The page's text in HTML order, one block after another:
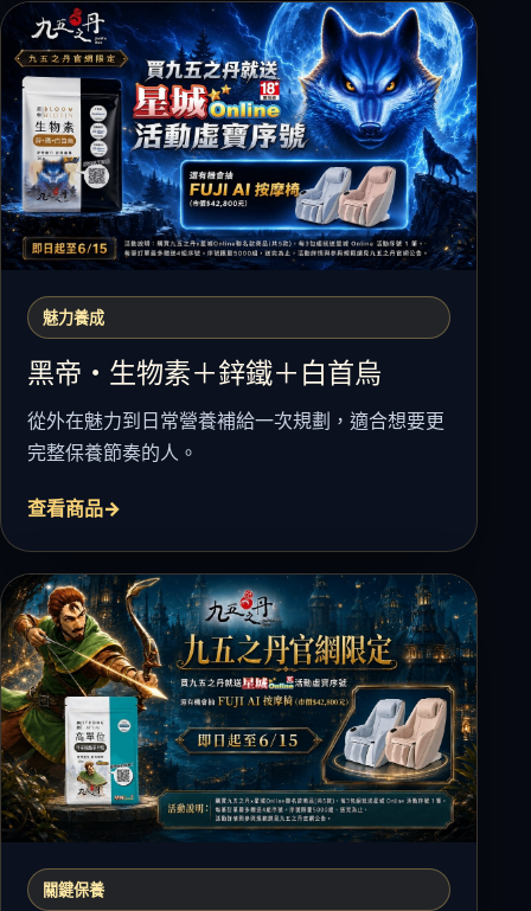
魅力養成
黑帝・生物素＋鋅鐵＋白首烏
從外在魅力到日常營養補給一次規劃，適合想要更
完整保養節奏的人。
查看商品
關鍵保養